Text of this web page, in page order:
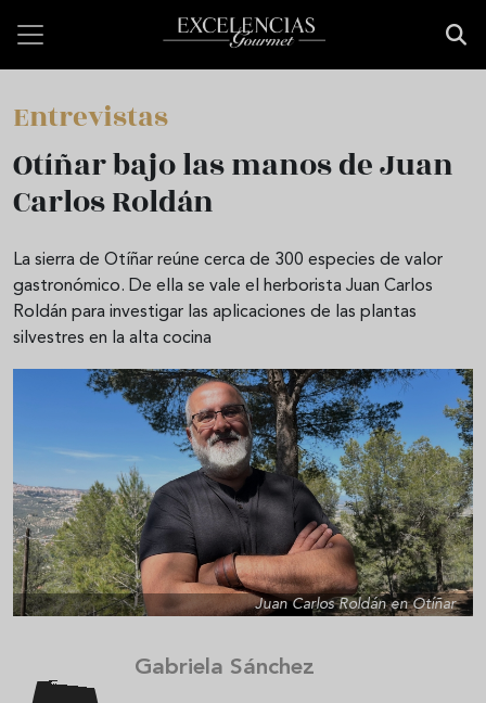
Entrevistas
Otíñar bajo las manos de Juan
Carlos Roldán
La sierra de Otíñar reúne cerca de 300 especies de valor
gastronómico. De ella se vale el herborista Juan Carlos
Roldán para investigar las aplicaciones de las plantas
silvestres en la alta cocina
Juan Carlos Roldán en Otíñar
Gabriela Sánchez